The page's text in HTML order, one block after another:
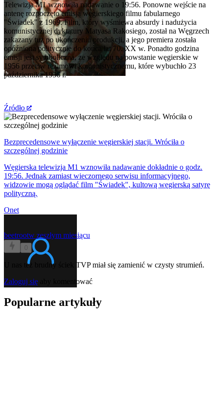
Telewizja M1 wznowiła nadawanie o 19:56. Ponowne wejście na
antenę rozpoczęto emisją węgierskiego filmu fabularnego
"Świadek" z 1969. Film, który wyśmiewa absurdy i nadużycia
komunistycznej dyktatury Matyasa Rakosiego, został na Węgrzech
zakazany tuż po ukończeniu produkcji, a jego premiera została
opóźniona politycznie do końca lat 70. XX w. Ponadto godzina
emisji jest symboliczna, ze względu na powstanie węgierskie w
1956 przeciw reżimowi komunistycznemu, które wybuchło 23
października 1956 r.
Źródło
Bezprecedensowe wyłączenie węgierskiej stacji. Wróciła o
szczególnej godzinie
Węgierska telewizja M1 wznowiła nadawanie dokładnie o godz.
19:56. Jednak zamiast wieczornego serwisu informacyjnego,
widzowie mogą oglądać film "Świadek", kultową węgierską satyrę
polityczną.
Onet
beetrootw zeszłym miesiącu
0
U nas też brudny ściek TVP miał się zamienić w czysty strumień.
Zaloguj się aby komentować
Popularne artykuły